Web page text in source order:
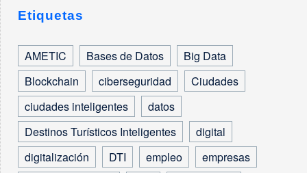
Etiquetas
AMETIC Bases de Datos
Big Data
Blockchain
ciberseguridad
Ciudades
ciudades inteligentes
datos
Destinos Turísticos Inteligentes
digital
digitalización
DTI empleo
empresas